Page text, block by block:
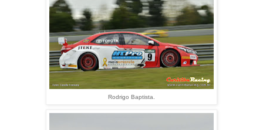
Rodrigo Baptista.